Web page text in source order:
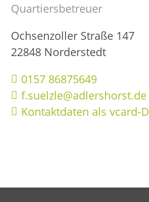
Quartiersbetreuer
Ochsenzoller Straße 147
22848 Norderstedt
0157 86875649
f.suelzle@adlershorst.de
Kontaktdaten als vcard-